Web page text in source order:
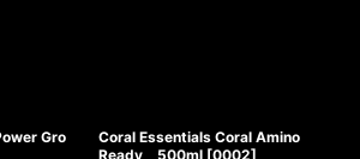
Gro
Coral Essentials Coral Amino
Ready 500ml [0002]